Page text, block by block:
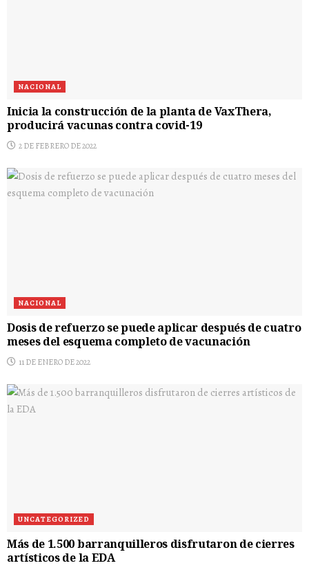
NACIONAL
Inicia la construcción de la planta de VaxThera,
producirá vacunas contra covid-19
2 DE FEBRERO DE 2022
NACIONAL
Dosis de refuerzo se puede aplicar después de cuatro
meses del esquema completo de vacunación
11 DE ENERO DE 2022
UNCATEGORIZED
Más de 1.500 barranquilleros disfrutaron de cierres
artísticos de la EDA